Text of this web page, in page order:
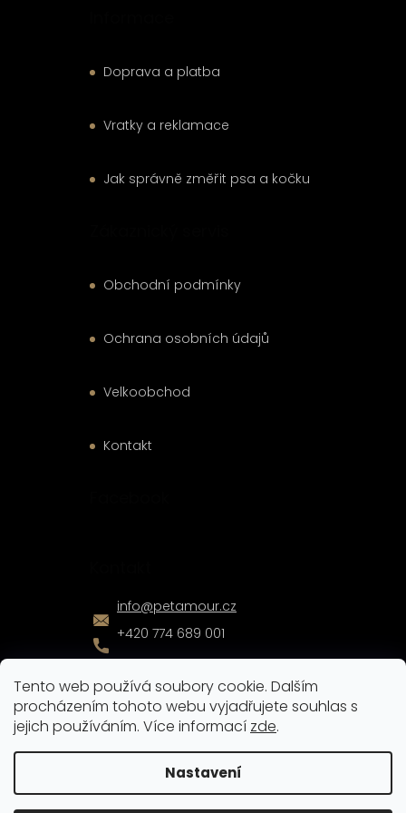
Tento web používá soubory cookie. Dalším
procházením tohoto webu vyjadřujete souhlas s
jejich používáním. Více informací zde.
Nastavení
Doprava a platba
Vratky a reklamace
Jak správně změřit psa a kočku
Obchodní podmínky
Ochrana osobních údajů
Velkoobchod
Kontakt
info@petamour.cz
+420 774 689 001
Nakódoval